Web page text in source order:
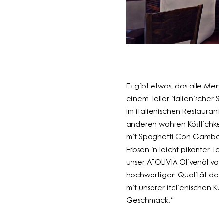
Es gibt etwas, das alle
einem Teller italienischer
Im italienischen
anderen wahren
mit Spaghetti Con
Erbsen in leicht pikanter
unser ATOLIVIA Olivenöl
hochwertigen Qualität
mit unserer italienischen
Geschmack.“